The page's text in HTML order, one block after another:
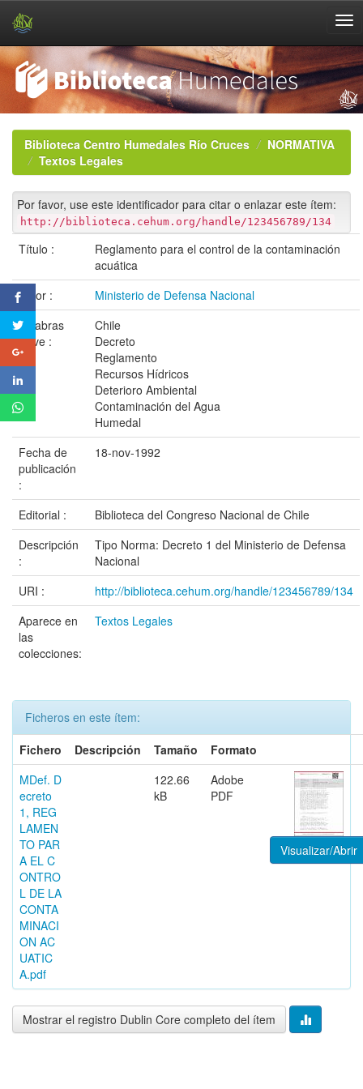
navigationBiblioteca Centro Humedales Río Cruces
NORMATIVA
Textos Legales
Por favor, use este identificador para citar o enlazar este ítem:
http://biblioteca.cehum.org/handle/123456789/134
Título :
Reglamento para el control de la contaminación
acuática
Autor :
Ministerio de Defensa Nacional
Palabras
clave :
Chile
Decreto
Reglamento
Recursos Hídricos
Deterioro Ambiental
Contaminación del Agua
Humedal
Fecha de
publicación
:
18-nov-1992
Editorial :
Biblioteca del Congreso Nacional de Chile
Descripción
:
Tipo Norma: Decreto 1 del Ministerio de Defensa
Nacional
URI :
http://biblioteca.cehum.org/handle/123456789/134
Aparece en
las
colecciones:
Textos Legales
Ficheros en este ítem:
Fichero
Descripción Tamaño
Formato
MDef. D
ecreto
1, REG
LAMEN
TO PAR
A EL C
ONTRO
L DE LA
CONTA
MINACI
ON AC
UATIC
A.pdf
122.66
kB
Adobe
PDF
Visualizar/Abrir
Mostrar el registro Dublin Core completo del ítem